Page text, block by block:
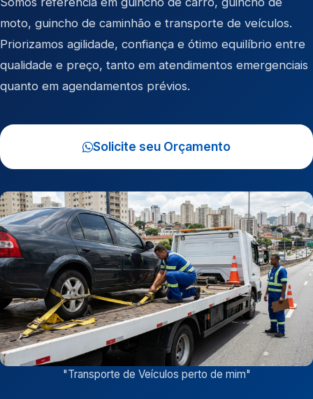
moto, guincho de caminhão e transporte de veículos.
Priorizamos agilidade, confiança e ótimo equilíbrio entre
qualidade e preço, tanto em atendimentos emergenciais
quanto em agendamentos prévios.
Solicite seu Orçamento
"Transporte de Veículos perto de mim"